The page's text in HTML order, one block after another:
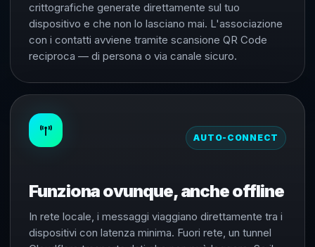
crittografiche generate direttamente sul tuo
dispositivo e che non lo lasciano mai. L'associazione
con i contatti avviene tramite scansione QR Code
reciproca — di persona o via canale sicuro.
AUTO-CONNECT
Funziona ovunque, anche offline
In rete locale, i messaggi viaggiano direttamente tra i
dispositivi con latenza minima. Fuori rete, un tunnel